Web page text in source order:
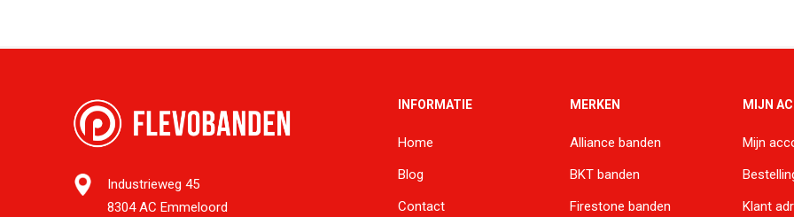
Industrieweg 45
8304 AC Emmeloord
INFORMATIE
Home
Blog
Contact
MERKEN
Alliance banden
BKT banden
Firestone banden
MIJN
Mijn
Klant